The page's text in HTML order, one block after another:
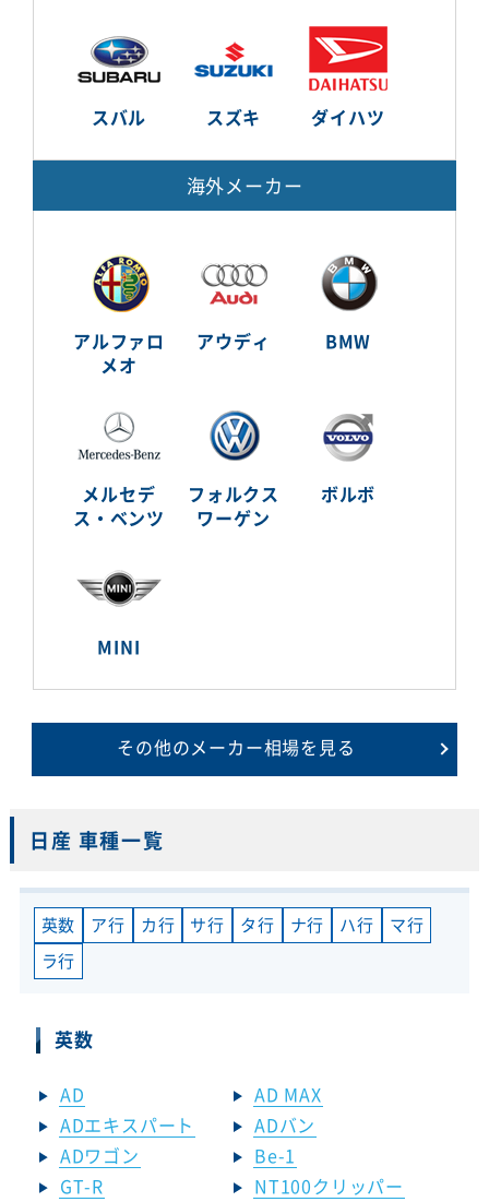
スバル スズキ ダイハツ
海外メーカー
アルファロ
メオ
アウディ BMW
メルセデ
ス・ベンツ
フォルクス
ワーゲン
ボルボ
MINI
その他のメーカー相場を見る
日産 車種一覧
英数 ア行 カ行 サ行 タ行 ナ行 ハ行
マ行
ラ行
英数
AD
AD MAX
ADエキスパート
ADバン
ADワゴン
Be-1
GT-R
NT100クリッパー